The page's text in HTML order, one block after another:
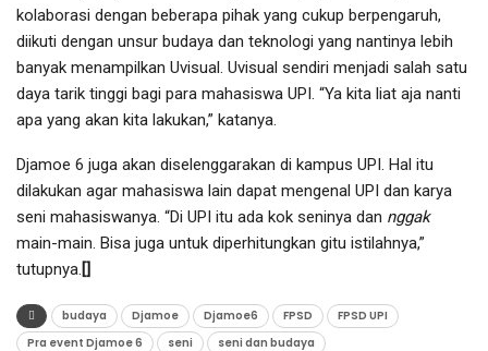
kolaborasi dengan beberapa pihak yang cukup berpengaruh,
diikuti dengan unsur budaya dan teknologi yang nantinya lebih
banyak menampilkan Uvisual. Uvisual sendiri menjadi salah satu
daya tarik tinggi bagi para mahasiswa UPI. “Ya kita liat aja nanti
apa yang akan kita lakukan,” katanya.
Djamoe 6 juga akan diselenggarakan di kampus UPI. Hal itu
dilakukan agar mahasiswa lain dapat mengenal UPI dan karya
seni mahasiswanya. “Di UPI itu ada kok seninya dan nggak
main-main. Bisa juga untuk diperhitungkan gitu istilahnya,”
tutupnya.[]
budaya Djamoe Djamoe6 FPSD
FPSD UPI
Pra event Djamoe 6
seni seni dan budaya